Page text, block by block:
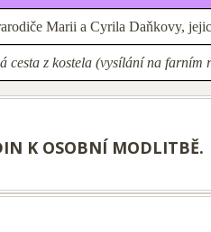
Marii a Cyrila Daňkovy,
cesta z kostela (vysílání na farním
K OSOBNÍ MODLITBĚ.